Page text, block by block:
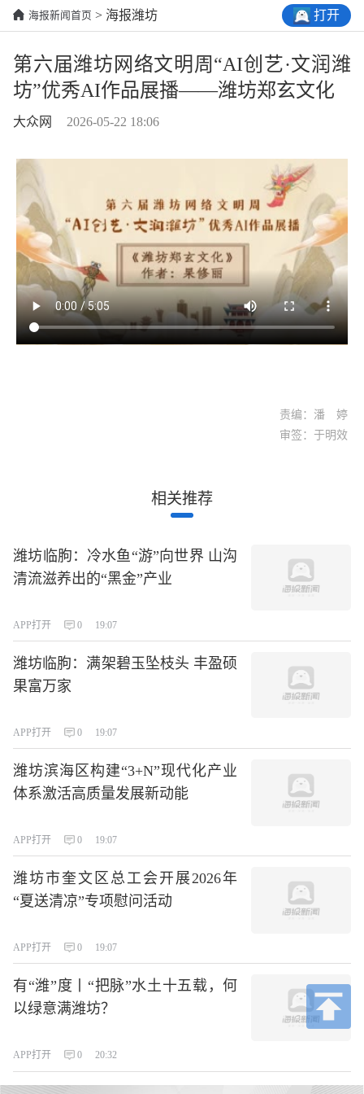
海报新闻首页 > 海报潍坊 打开
第六届潍坊网络文明周“AI创艺·文润潍
坊”优秀AI作品展播——潍坊郑玄文化
大众网 2026-05-22 18:06
责编：潘 婷
审签：于明效
相关推荐
潍坊临朐：冷水鱼“游”向世界 山沟
清流滋养出的“黑金”产业
APP打开 0 19:07
潍坊临朐：满架碧玉坠枝头 丰盈硕
果富万家
APP打开 0 19:07
潍坊滨海区构建“3+N”现代化产业
体系激活高质量发展新动能
APP打开 0 19:07
潍坊市奎文区总工会开展2026年
“夏送清凉”专项慰问活动
APP打开 0 19:07
有“潍”度丨“把脉”水土十五载，何
以绿意满潍坊？
APP打开 0 20:32